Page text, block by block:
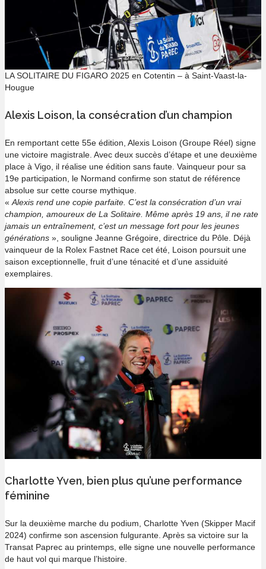
LA SOLITAIRE DU FIGARO 2025 en Cotentin – à Saint-Vaast-la-
Hougue
Alexis Loison, la consécration d’un champion
En remportant cette 55e édition, Alexis Loison (Groupe Réel) signe
une victoire magistrale. Avec deux succès d’étape et une deuxième
place à Vigo, il réalise une édition sans faute. Vainqueur pour sa
19e participation, le Normand confirme son statut de référence
absolue sur cette course mythique.
« Alexis rend une copie parfaite. C’est la consécration d’un vrai
champion, amoureux de La Solitaire. Même après 19 ans, il ne rate
jamais un entraînement, c’est un message fort pour les jeunes
générations », souligne Jeanne Grégoire, directrice du Pôle. Déjà
vainqueur de la Rolex Fastnet Race cet été, Loison poursuit une
saison exceptionnelle, fruit d’une ténacité et d’une assiduité
exemplaires.
Charlotte Yven, bien plus qu’une performance
féminine
Sur la deuxième marche du podium, Charlotte Yven (Skipper Macif
2024) confirme son ascension fulgurante. Après sa victoire sur la
Transat Paprec au printemps, elle signe une nouvelle performance
de haut vol qui marque l’histoire.